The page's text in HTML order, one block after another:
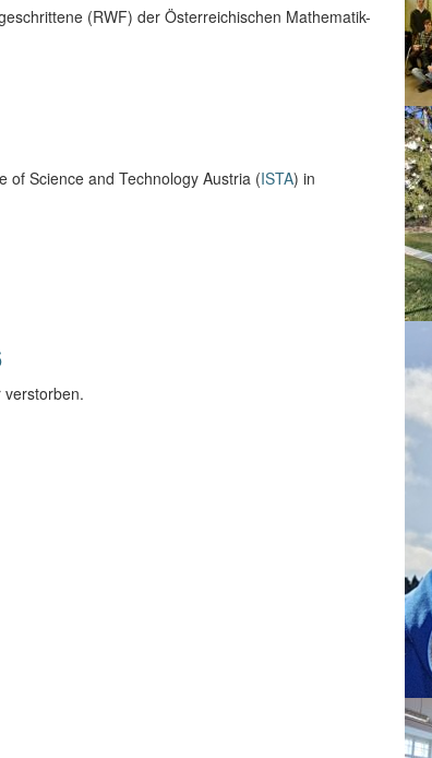
(RWF) der Österreichischen Mathematik-
of Science and Technology Austria (ISTA) in
verstorben.